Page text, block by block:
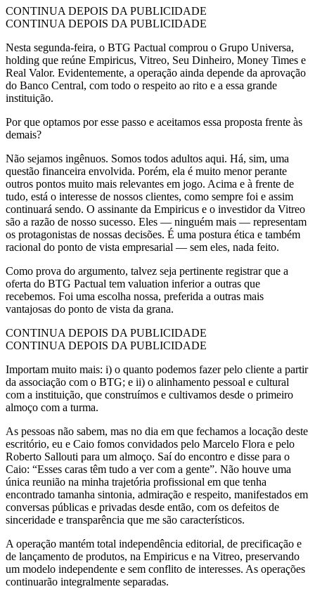
CONTINUA DEPOIS DA PUBLICIDADE
CONTINUA DEPOIS DA PUBLICIDADE
Nesta segunda-feira, o BTG Pactual comprou o Grupo Universa,
holding que reúne Empiricus, Vitreo, Seu Dinheiro, Money Times e
Real Valor. Evidentemente, a operação ainda depende da aprovação
do Banco Central, com todo o respeito ao rito e a essa grande
instituição.
Por que optamos por esse passo e aceitamos essa proposta frente às
demais?
Não sejamos ingênuos. Somos todos adultos aqui. Há, sim, uma
questão financeira envolvida. Porém, ela é muito menor perante
outros pontos muito mais relevantes em jogo. Acima e à frente de
tudo, está o interesse de nossos clientes, como sempre foi e assim
continuará sendo. O assinante da Empiricus e o investidor da Vitreo
são a razão de nosso sucesso. Eles — ninguém mais — representam
os protagonistas de nossas decisões. É uma postura ética e também
racional do ponto de vista empresarial — sem eles, nada feito.
Como prova do argumento, talvez seja pertinente registrar que a
oferta do BTG Pactual tem valuation inferior a outras que
recebemos. Foi uma escolha nossa, preferida a outras mais
vantajosas do ponto de vista da grana.
CONTINUA DEPOIS DA PUBLICIDADE
CONTINUA DEPOIS DA PUBLICIDADE
Importam muito mais: i) o quanto podemos fazer pelo cliente a partir
da associação com o BTG; e ii) o alinhamento pessoal e cultural
com a instituição, que construímos e cultivamos desde o primeiro
almoço com a turma.
As pessoas não sabem, mas no dia em que fechamos a locação deste
escritório, eu e Caio fomos convidados pelo Marcelo Flora e pelo
Roberto Sallouti para um almoço. Saí do encontro e disse para o
Caio: “Esses caras têm tudo a ver com a gente”. Não houve uma
única reunião na minha trajetória profissional em que tenha
encontrado tamanha sintonia, admiração e respeito, manifestados em
conversas públicas e privadas desde então, com os defeitos de
sinceridade e transparência que me são característicos.
A operação mantém total independência editorial, de precificação e
de lançamento de produtos, na Empiricus e na Vitreo, preservando
um modelo independente e sem conflito de interesses. As operações
continuarão integralmente separadas.